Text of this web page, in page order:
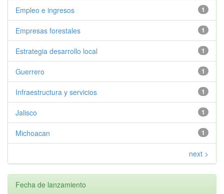
1
Empleo e ingresos
1
Empresas forestales
1
Estrategia desarrollo local
1
Guerrero
1
Infraestructura y servicios
1
Jalisco
1
Michoacan
next >
Fecha de lanzamiento